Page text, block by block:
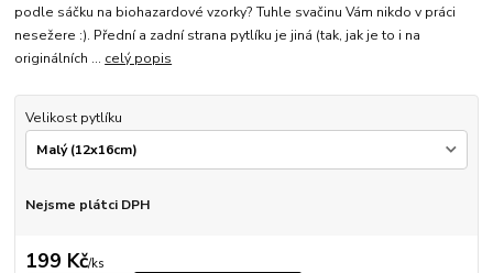
podle sáčku na biohazardové vzorky? Tuhle svačinu Vám nikdo v práci
nesežere :). Přední a zadní strana pytlíku je jiná (tak, jak je to i na
originálních ... celý popis
Velikost pytlíku
Nejsme plátci DPH
199 Kč/ks